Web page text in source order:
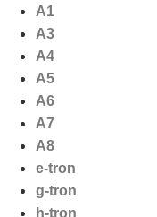
naar
inhoud
A1
A3
A4
A5
A6
A7
A8
e-tron
g-tron
h-tron